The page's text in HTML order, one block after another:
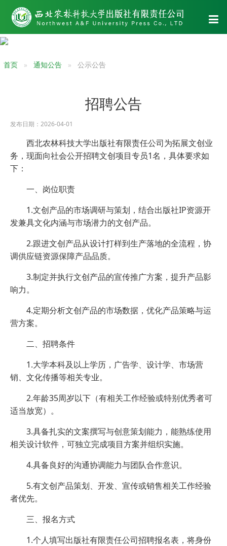
首页 通知公告 公示公告
招聘公告
发布日期：2026-04-01
西北农林科技大学出版社有限责任公司为拓展文创业
务，现面向社会公开招聘文创项目专员1名，具体要求如
下：
一、岗位职责
1.文创产品的市场调研与策划，结合出版社IP资源开
发兼具文化内涵与市场潜力的文创产品。
2.跟进文创产品从设计打样到生产落地的全流程，协
调供应链资源保障产品品质。
3.制定并执行文创产品的宣传推广方案，提升产品影
响力。
4.定期分析文创产品的市场数据，优化产品策略与运
营方案。
二、招聘条件
1.大学本科及以上学历，广告学、设计学、市场营
销、文化传播等相关专业。
2.年龄35周岁以下（有相关工作经验或特别优秀者可
适当放宽）。
3.具备扎实的文案撰写与创意策划能力，能熟练使用
相关设计软件，可独立完成项目方案并组织实施。
4.具备良好的沟通协调能力与团队合作意识。
5.有文创产品策划、开发、宣传或销售相关工作经验
者优先。
三、报名方式
1.个人填写出版社有限责任公司招聘报名表，将身份